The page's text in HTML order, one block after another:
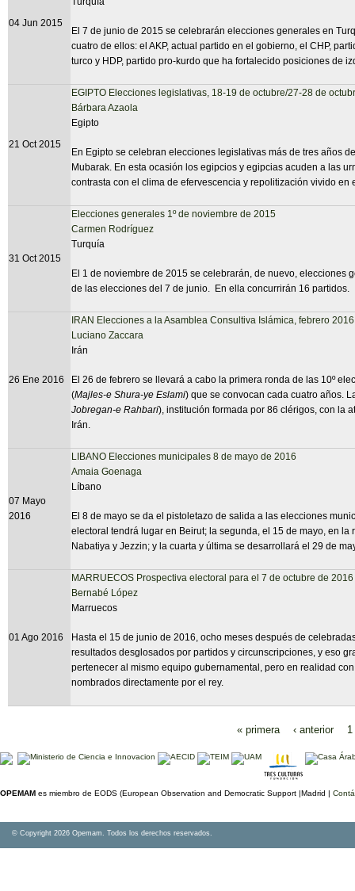
04 Jun 2015
El 7 de junio de 2015 se celebrarán elecciones generales en
cuatro de ellos: el AKP, actual partido en el gobierno, el CHP,
turco y HDP, partido pro-kurdo que ha fortalecido posiciones de
21 Oct 2015
EGIPTO Elecciones legislativas, 18-19 de octubre/27-28 de
Bárbara Azaola
Egipto
En Egipto se celebran elecciones legislativas más de tres años
Mubarak. En esta ocasión los egipcios y egipcias acuden a las
contrasta con el clima de efervescencia y repolitización vivido
31 Oct 2015
Elecciones generales 1º de noviembre de 2015
Carmen Rodríguez
Turquía
El 1 de noviembre de 2015 se celebrarán, de nuevo,
de las elecciones del 7 de junio. En ella concurrirán 16 partidos.
26 Ene 2016
IRAN Elecciones a la Asamblea Consultiva Islámica, febrero 2016
Luciano Zaccara
Irán
El 26 de febrero se llevará a cabo la primera ronda de las 10º
(Majles-e Shura-ye Eslami) que se convocan cada cuatro años.
Jobregan-e Rahbari), institución formada por 86 clérigos, con la
Irán.
07 Mayo
2016
LIBANO Elecciones municipales 8 de mayo de 2016
Amaia Goenaga
Líbano
El 8 de mayo se da el pistoletazo de salida a las elecciones
electoral tendrá lugar en Beirut; la segunda, el 15 de mayo, en
Nabatiya y Jezzin; y la cuarta y última se desarrollará el 29 de
01 Ago 2016
MARRUECOS Prospectiva electoral para el 7 de octubre de 2016
Bernabé López
Marruecos
Hasta el 15 de junio de 2016, ocho meses después de
resultados desglosados por partidos y circunscripciones, y eso
pertenecer al mismo equipo gubernamental, pero en realidad
nombrados directamente por el rey.
« primera ‹ anterior 1
OPEMAM es miembro de EODS (European Observation and Democratic Support |Madrid |
© Copyright 2026 Opemam. Todos los derechos reservados.